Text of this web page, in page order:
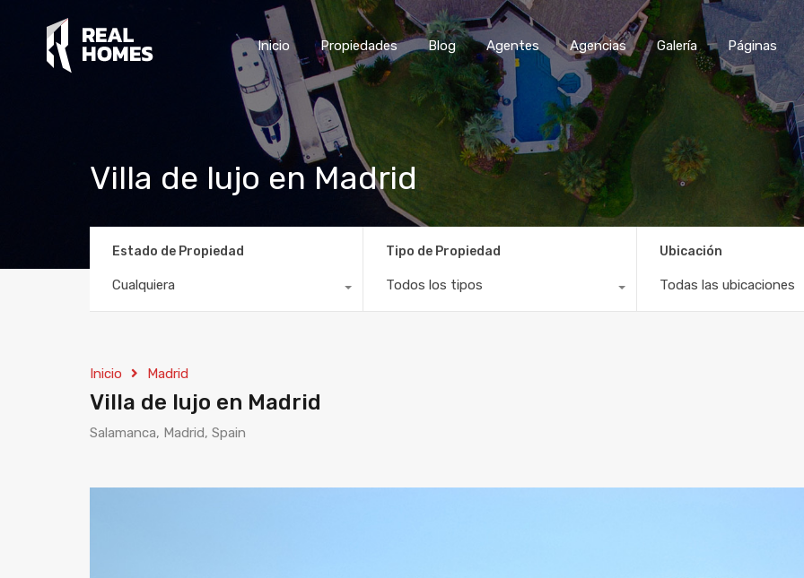
Inicio Propiedades Blog Agentes Agencias Galería Páginas
Villa de lujo en Madrid
Estado de Propiedad
Cualquiera
Tipo de Propiedad
Todos los tipos
Ubicación
Todas las ubicaciones
Inicio Madrid
Villa de lujo en Madrid
Salamanca, Madrid, Spain